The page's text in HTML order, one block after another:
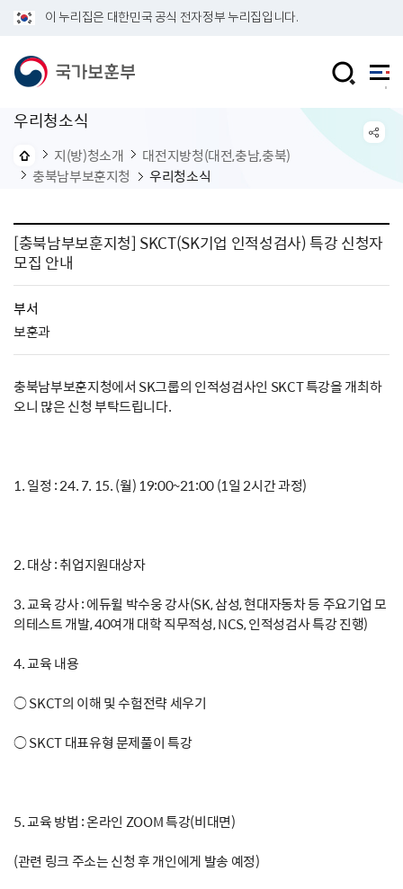
이 누리집은 대한민국 공식 전자정부 누리집입니다.
우리청소식
지(방)청소개
대전지방청(대전,충남,충북)
충북남부보훈지청
우리청소식
[충북남부보훈지청] SKCT(SK기업 인적성검사) 특강 신청자
모집 안내
부서
보훈과
충북남부보훈지청에서 SK그룹의 인적성검사인 SKCT 특강을 개최하
오니 많은 신청 부탁드립니다.
1. 일정 : 24. 7. 15. (월) 19:00~21:00 (1일 2시간 과정)
2. 대상 : 취업지원대상자
3. 교육 강사 : 에듀윌 박수웅 강사(SK, 삼성, 현대자동차 등 주요기업 모
의테스트 개발, 40여개 대학 직무적성, NCS, 인적성검사 특강 진행)
4. 교육 내용
○ SKCT의 이해 및 수험전략 세우기
○ SKCT 대표유형 문제풀이 특강
5. 교육 방법 : 온라인 ZOOM 특강(비대면)
(관련 링크 주소는 신청 후 개인에게 발송 예정)